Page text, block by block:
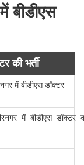
बीडीएस
की भर्ती
में बीडीएस डॉक्टर
में बीडीएस डॉक्टर